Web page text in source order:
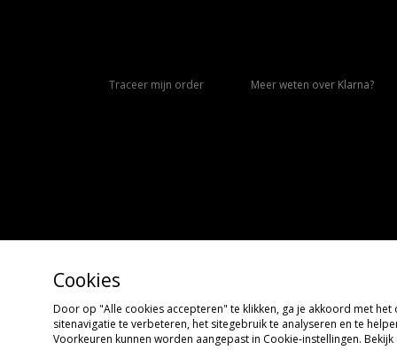
Traceer mijn order Meer weten over Klarna?
Copyright © 2026 size?, Alle rechten voorbehouden
Cookies
Door op "Alle cookies accepteren" te klikken, ga je akkoord met
sitenavigatie te verbeteren, het sitegebruik te analyseren en te
Voorkeuren kunnen worden aangepast in Cookie-instellingen. Bekijk